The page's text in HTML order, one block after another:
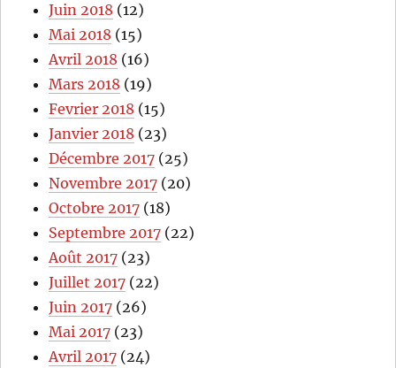
Juin 2018 (12)
Mai 2018 (15)
Avril 2018 (16)
Mars 2018 (19)
Fevrier 2018 (15)
Janvier 2018 (23)
Décembre 2017 (25)
Novembre 2017 (20)
Octobre 2017 (18)
Septembre 2017 (22)
Août 2017 (23)
Juillet 2017 (22)
Juin 2017 (26)
Mai 2017 (23)
Avril 2017 (24)